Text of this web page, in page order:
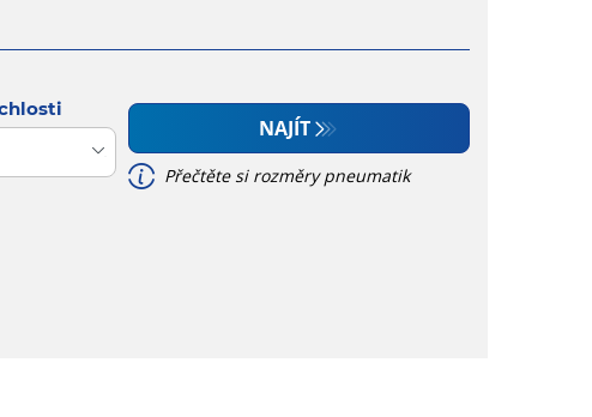
NAJÍT
Přečtěte si rozměry pneumatik